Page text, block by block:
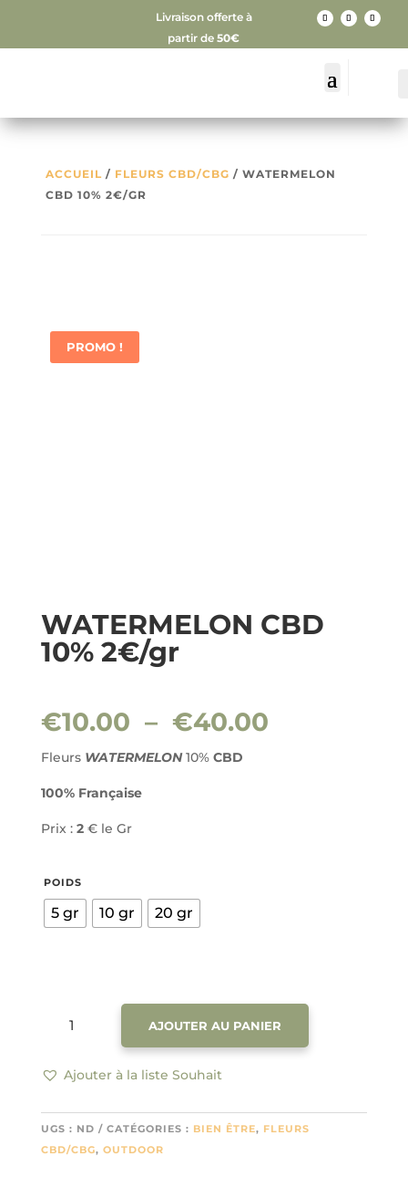
Livraison offerte à
partir de50€
ACCUEIL/ FLEURS CBD/CBG / WATERMELON
CBD 10% 2€/GR
WATERMELON CBD
10% 2€/gr
€10.00 – €40.00Plage
Fleurs WATERMELON10% CBD
100% Française
Prix : 2€ le Gr
POIDS
5 gr 10 gr 20 gr
WATERMELON
CBD
2€/GR
AJOUTER AU PANIER
Ajouter à la liste Souhait
UGS : ND CATÉGORIES : BIEN ÊTRE, FLEURS
CBD/CBG, OUTDOOR
PROMO !